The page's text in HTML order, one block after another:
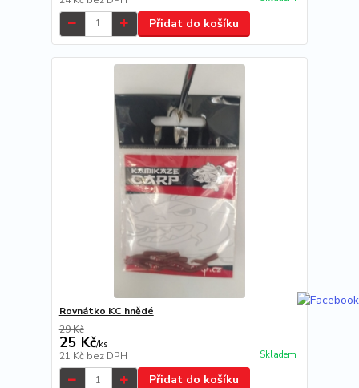
Přidat do košíku
Rovnátko KC hnědé
29 Kč
25 Kč/ks
21 Kč bez DPH Skladem
Přidat do košíku